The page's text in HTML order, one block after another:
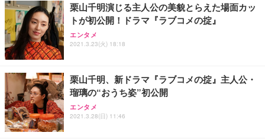
栗山千明演じる主人公の美貌とらえた場面カッ
トが初公開！ドラマ『ラブコメの掟』
エンタメ
2021.3.23(火) 18:18
栗山千明、新ドラマ『ラブコメの掟』主人公・
瑠璃の“おうち姿”初公開
エンタメ
2021.3.28(日) 11:46